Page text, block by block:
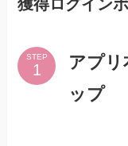
獲得ログイン
STEP
アプリ
ップ